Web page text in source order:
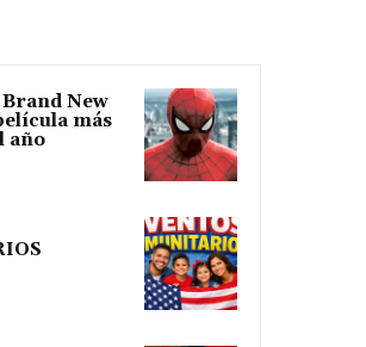
New
más
año